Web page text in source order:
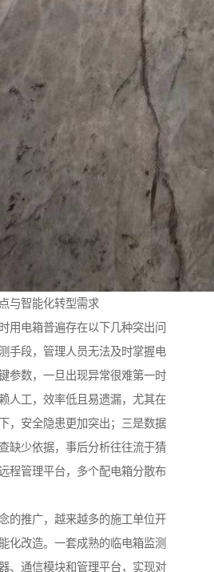
与智能化转型需求
用电箱普遍存在以下几种突出问
手段，管理人员无法及时掌握电
参数，一旦出现异常很难第一时
人工，效率低且易遗漏，尤其在
，安全隐患更加突出；三是数据
缺少依据，事后分析往往流于猜
程管理平台，多个配电箱分散布
的推广，越来越多的施工单位开
化改造。一套成熟的临电箱监测
、通信模块和管理平台，实现对